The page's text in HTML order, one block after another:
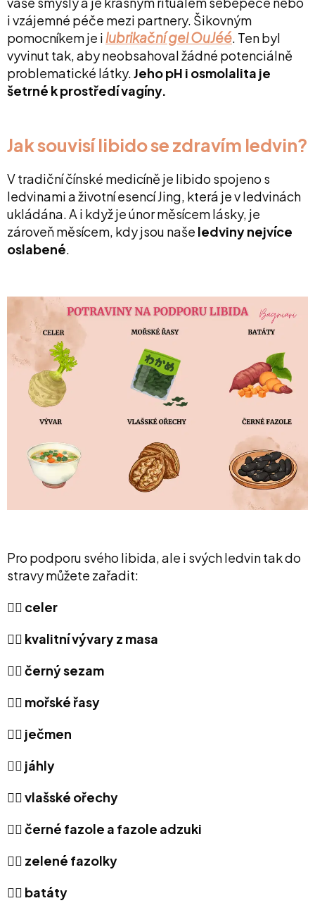
i vzájemné péče mezi partnery. Šikovným
pomocníkem je i lubrikační gel OuJéé. Ten byl
vyvinut tak, aby neobsahoval žádné potenciálně
problematické látky.Jeho pH i osmolalita je
šetrné k prostředí vagíny.
Jak souvisí libido se zdravím ledvin?
V tradiční čínské medicíně je libido spojeno s
ledvinami a životní esencí Jing, která je v ledvinách
ukládána. A i když je únor měsícem lásky, je
zároveň měsícem, kdy jsou naše ledviny nejvíce
oslabené.
Pro podporu svého libida, ale i svých ledvin tak do
stravy můžete zařadit:
👉🏻 celer
👉🏻 kvalitní vývary z masa
👉🏻 černý sezam
👉🏻 mořské řasy
👉🏻 ječmen
👉🏻 jáhly
👉🏻 vlašské ořechy
👉🏻 černé fazole a fazole adzuki
👉🏻 zelené fazolky
👉🏻 batáty